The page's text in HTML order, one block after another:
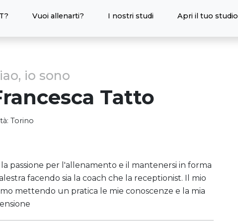
Vuoi allenarti? I nostri studi Apri il tuo studio
io sono
Tatto
Torino
passione per l'allenamento e il mantenersi in forma
facendo sia la coach che la receptionist. Il mio
mettendo un pratica le mie conoscenze e la mia